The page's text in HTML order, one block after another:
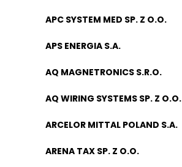
APC SYSTEM MED SP. Z O.O.
APS ENERGIA S.A.
AQ MAGNETRONICS S.R.O.
AQ WIRING SYSTEMS SP. Z O.O.
ARCELOR MITTAL POLAND S.A.
ARENA TAX SP. Z O.O.